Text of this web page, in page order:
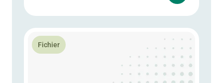
Fichier
En savoir plus Résultat semestriel 2020 -